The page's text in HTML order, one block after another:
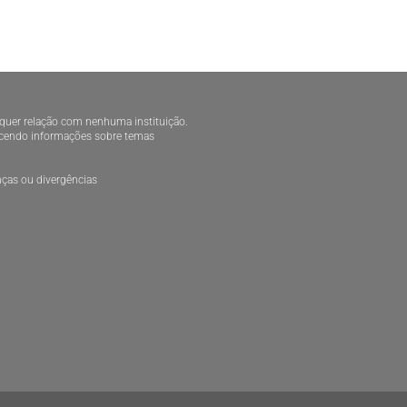
relação com nenhuma instituição.
informações sobre temas
ou divergências